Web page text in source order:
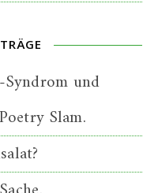
und
Slam.